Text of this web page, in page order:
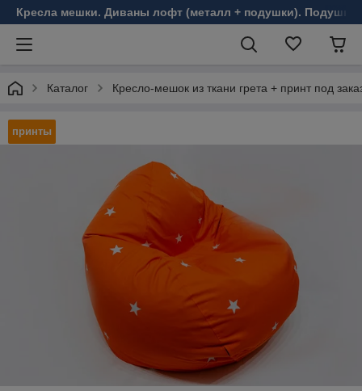
Кресла мешки. Диваны лофт (металл + подушки). Подушки
Каталог Кресло-мешок из ткани грета + принт под
принты